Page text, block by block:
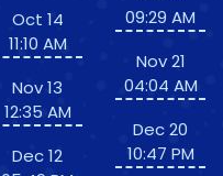
Oct 14
11:10 AM
Nov 13
12:35 AM
Dec 12
09:29 AM
Nov 21
04:04 AM
Dec 20
10:47 PM